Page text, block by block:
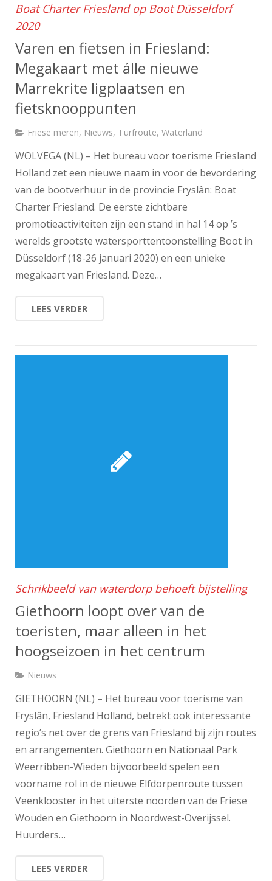
Boat Charter Friesland op Boot Düsseldorf
2020
Varen en fietsen in Friesland:
Megakaart met álle nieuwe
Marrekrite ligplaatsen en
fietsknooppunten
Friese meren, Nieuws, Turfroute, Waterland
WOLVEGA (NL) – Het bureau voor toerisme Friesland
Holland zet een nieuwe naam in voor de bevordering
van de bootverhuur in de provincie Fryslân: Boat
Charter Friesland. De eerste zichtbare
promotieactiviteiten zijn een stand in hal 14 op ’s
werelds grootste watersporttentoonstelling Boot in
Düsseldorf (18-26 januari 2020) en een unieke
megakaart van Friesland. Deze…
LEES VERDER
Schrikbeeld van waterdorp behoeft bijstelling
Giethoorn loopt over van de
toeristen, maar alleen in het
hoogseizoen in het centrum
Nieuws
GIETHOORN (NL) – Het bureau voor toerisme van
Fryslân, Friesland Holland, betrekt ook interessante
regio’s net over de grens van Friesland bij zijn routes
en arrangementen. Giethoorn en Nationaal Park
Weerribben-Wieden bijvoorbeeld spelen een
voorname rol in de nieuwe Elfdorpenroute tussen
Veenklooster in het uiterste noorden van de Friese
Wouden en Giethoorn in Noordwest-Overijssel.
Huurders…
LEES VERDER